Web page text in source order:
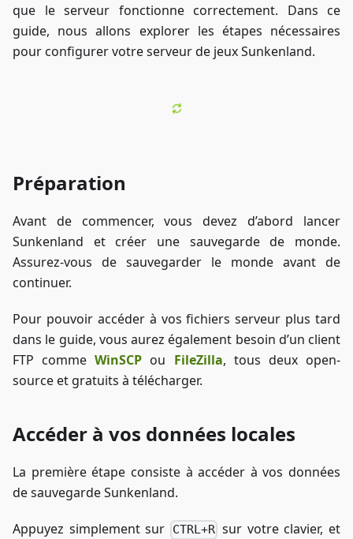
que le serveur fonctionne correctement. Dans ce
guide, nous allons explorer les étapes nécessaires
pour configurer votre serveur de jeux Sunkenland.
Préparation
Avant de commencer, vous devez d’abord lancer
Sunkenland et créer une sauvegarde de monde.
Assurez-vous de sauvegarder le monde avant de
continuer.
Pour pouvoir accéder à vos fichiers serveur plus tard
dans le guide, vous aurez également besoin d’un client
FTP commeWinSCP ou FileZilla, tous deux open-
source et gratuits à télécharger.
Accéder à vos données locales
La première étape consiste à accéder à vos données
de sauvegarde Sunkenland.
Appuyez simplement sur CTRL+R sur votre clavier, et